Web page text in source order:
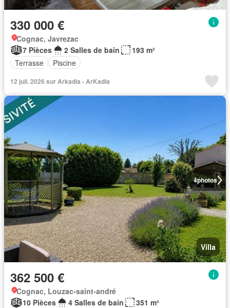
330 000 €
Cognac, Javrezac
7 Pièces
2 Salles de bain
193 m²
Terrasse
Piscine
12 juil. 2026 sur Arkadia - ArKadia
4photos
Villa
362 500 €
Cognac, Louzac-saint-andré
10 Pièces
4 Salles de bain
351 m²